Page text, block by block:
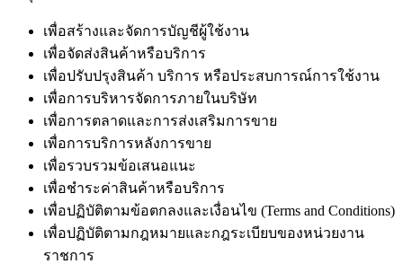
เพื่อสร้างและจัดการบัญชีผู้ใช้งาน
เพื่อจัดส่งสินค้าหรือบริการ
เพื่อปรับปรุงสินค้า บริการ หรือประสบการณ์การใช้งาน
เพื่อการบริหารจัดการภายในบริษัท
เพื่อการตลาดและการส่งเสริมการขาย
เพื่อการบริการหลังการขาย
เพื่อรวบรวมข้อเสนอแนะ
เพื่อชำระค่าสินค้าหรือบริการ
เพื่อปฏิบัติตามข้อตกลงและเงื่อนไข (Terms and Conditions)
เพื่อปฏิบัติตามกฎหมายและกฎระเบียบของหน่วยงาน
ราชการ